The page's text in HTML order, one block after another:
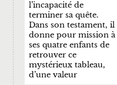
l’incapacité de
terminer sa quête.
Dans son testament, il
donne pour mission à
ses quatre enfants de
retrouver ce
mystérieux tableau,
d’une valeur